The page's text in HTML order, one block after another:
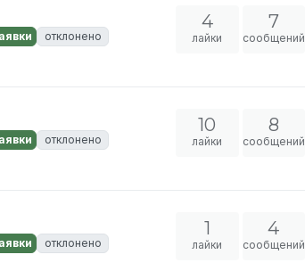
отклонено
4
лайки
7
сообщений
отклонено
10
лайки
8
сообщений
отклонено
1
лайки
4
сообщений